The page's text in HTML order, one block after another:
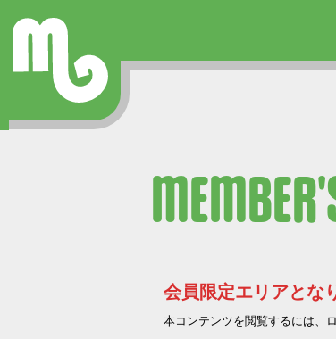
会員限定エリアとな
本コンテンツを閲覧するには、